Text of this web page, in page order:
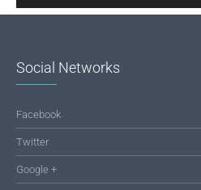
Social Networks
Facebook
Twitter
Google +